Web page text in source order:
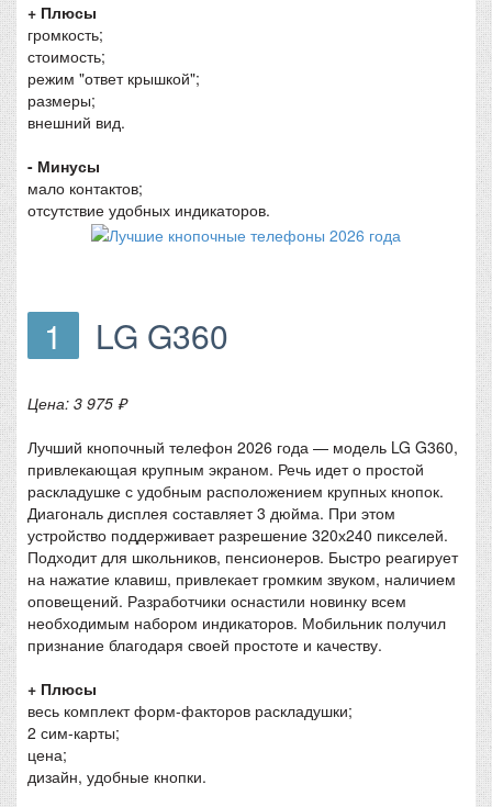
+ Плюсы
громкость;
стоимость;
режим "ответ крышкой";
размеры;
внешний вид.
- Минусы
мало контактов;
отсутствие удобных индикаторов.
1 LG G360
Цена: 3 975 ₽
Лучший кнопочный телефон 2026 года — модель LG G360,
привлекающая крупным экраном. Речь идет о простой
раскладушке с удобным расположением крупных кнопок.
Диагональ дисплея составляет 3 дюйма. При этом
устройство поддерживает разрешение 320х240 пикселей.
Подходит для школьников, пенсионеров. Быстро реагирует
на нажатие клавиш, привлекает громким звуком, наличием
оповещений. Разработчики оснастили новинку всем
необходимым набором индикаторов. Мобильник получил
признание благодаря своей простоте и качеству.
+ Плюсы
весь комплект форм-факторов раскладушки;
2 сим-карты;
цена;
дизайн, удобные кнопки.